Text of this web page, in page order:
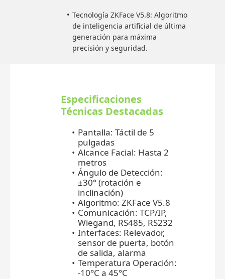
Tecnología ZKFace V5.8: Algoritmo
de inteligencia artificial de última
generación para máxima
precisión y seguridad.
Especificaciones
Técnicas Destacadas
Pantalla: Táctil de 5
pulgadas
Alcance Facial: Hasta 2
metros
Ángulo de Detección:
±30° (rotación e
inclinación)
Algoritmo: ZKFace V5.8
Comunicación: TCP/IP,
Wiegand, RS485, RS232
Interfaces: Relevador,
sensor de puerta, botón
de salida, alarma
Temperatura Operación:
-10°C a 45°C